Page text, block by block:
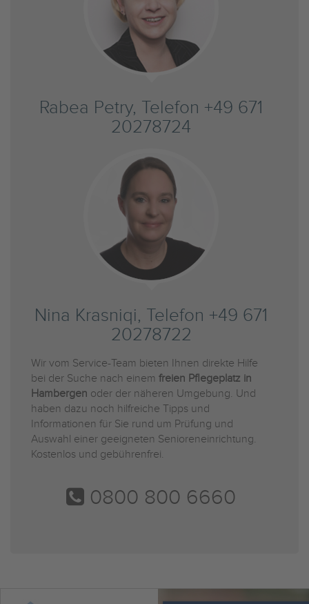
Rabea Petry, Telefon +49 671
20278724
Nina Krasniqi, Telefon +49 671
20278722
Wir vom Service-Team bieten Ihnen direkte Hilfe
bei der Suche nach einem freien Pflegeplatz in
Hambergen oder der näheren Umgebung. Und
haben dazu noch hilfreiche Tipps und
Informationen für Sie rund um Prüfung und
Auswahl einer geeigneten Senioreneinrichtung.
Kostenlos und gebührenfrei.
0800 800 6660